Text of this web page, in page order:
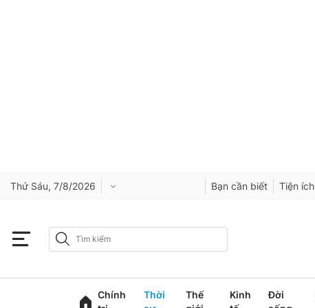
Thứ Sáu, 7/8/2026 Bạn cần biết Tiện ích
Chính
Thời
Thế
Kinh
Đời